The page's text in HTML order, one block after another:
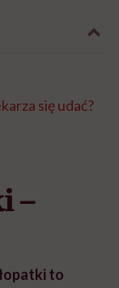
się udać?
–
to